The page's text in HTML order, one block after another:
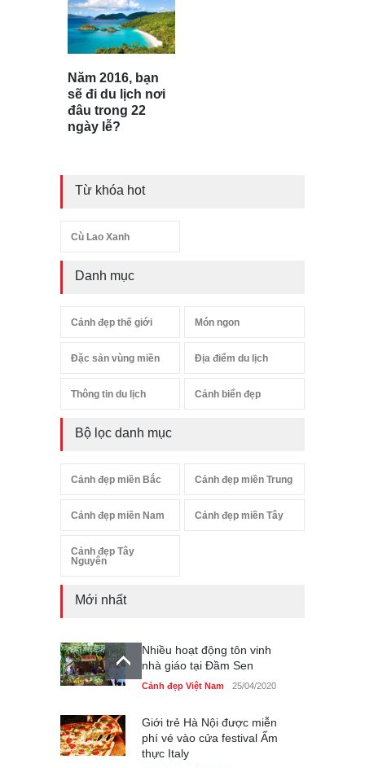
Năm 2016, bạn
sẽ đi du lịch nơi
đâu trong 22
ngày lễ?
Từ khóa hot
Cù Lao Xanh
Danh mục
Cảnh đẹp thế giới Món ngon
Đặc sản vùng miền Địa điểm du lịch
Thông tin du lịch Cảnh biển đẹp
Bộ lọc danh mục
Cảnh đẹp miền Bắc Cảnh đẹp miền Trung
Cảnh đẹp miền Nam Cảnh đẹp miền Tây
Cảnh đẹp Tây
Nguyên
Mới nhất
Nhiều hoạt động tôn vinh
nhà giáo tại Đầm Sen
Cảnh đẹp Việt Nam 25/04/2020
Giới trẻ Hà Nội được miễn
phí vé vào cửa festival Ẩm
thực Italy